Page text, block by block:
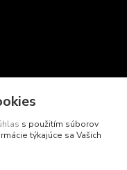
s použitím súborov
týkajúce sa Vašich